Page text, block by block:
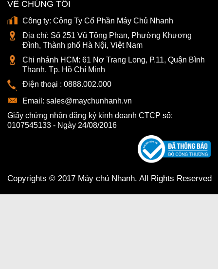
VỀ CHÚNG TÔI
Công ty: Công Ty Cổ Phần Máy Chủ Nhanh
Địa chỉ: Số 251 Vũ Tông Phan, Phường Khương
Đình, Thành phố Hà Nội, Việt Nam
Chi nhánh HCM: 61 Nơ Trang Long, P.11, Quận Bình
Thạnh, Tp. Hồ Chí Minh
Điện thoại : 0888.002.000
Email: sales@maychunhanh.vn
Giấy chứng nhận đăng ký kinh doanh CTCP số:
0107545133 - Ngày 24/08/2016
Copyrights © 2017 Máy chủ Nhanh. All Rights Reserved